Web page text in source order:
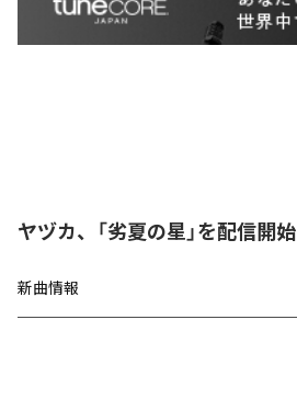
ヤヅカ、「劣夏の星」を配信開始
新曲情報